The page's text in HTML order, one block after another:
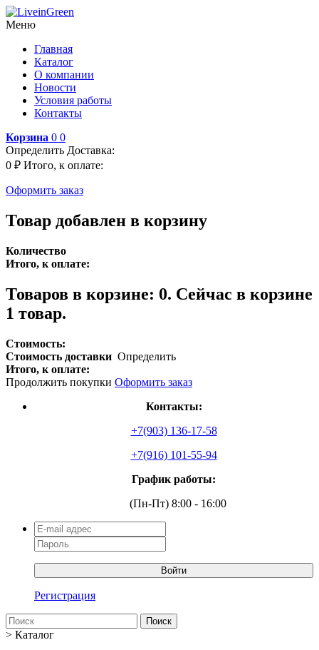
Меню
Главная
Каталог
О компании
Новости
Условия работы
Контакты
Корзина 0 0
Определить Доставка:
0 ₽ Итого, к оплате:
Оформить заказ
Товар добавлен в корзину
Количество
Итого, к оплате:
Товаров в корзине: 0. Сейчас в корзине
1 товар.
Стоимость:
Стоимость доставки Определить
Итого, к оплате:
Продолжить покупки Оформить заказ
Контакты:
+7(903) 136-17-58
+7(916) 101-55-94
График работы:
(Пн-Пт) 8:00 - 16:00
Войти
Регистрация
Поиск
> Каталог